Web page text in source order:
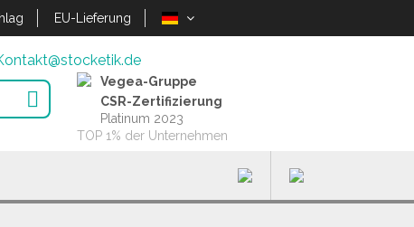
EU-Lieferung

Vegea-Gruppe
CSR-Zertifizierung
Platinum 2023
TOP 1% der Unternehmen